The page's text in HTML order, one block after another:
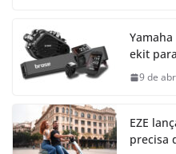
ekit
9 de
EZE
precisa